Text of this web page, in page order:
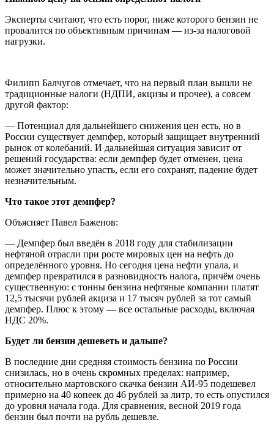
Эксперты считают, что есть порог, ниже которого бензин не
провалится по объективным причинам — из-за налоговой
нагрузки.
Филипп Балчугов отмечает, что на первый план вышли не
традиционные налоги (НДПИ, акцизы и прочее), а совсем
другой фактор:
— Потенциал для дальнейшего снижения цен есть, но в
России существует демпфер, который защищает внутренний
рынок от колебаний. И дальнейшая ситуация зависит от
решений государства: если демпфер будет отменен, цена
может значительно упасть, если его сохранят, падение будет
незначительным.
Что такое этот демпфер?
Объясняет Павел Баженов:
— Демпфер был введён в 2018 году для стабилизации
нефтяной отрасли при росте мировых цен на нефть до
определённого уровня. Но сегодня цена нефти упала, и
демпфер превратился в разновидность налога, причём очень
существенную: с тонны бензина нефтяные компании платят
12,5 тысячи рублей акциза и 17 тысяч рублей за тот самый
демпфер. Плюс к этому — все остальные расходы, включая
НДС 20%.
Будет ли бензин дешеветь и дальше?
В последние дни средняя стоимость бензина по России
снизилась, но в очень скромных пределах: например,
относительно мартовского скачка бензин АИ-95 подешевел
примерно на 40 копеек до 46 рублей за литр, то есть опустился
до уровня начала года. Для сравнения, весной 2019 года
бензин был почти на рубль дешевле.